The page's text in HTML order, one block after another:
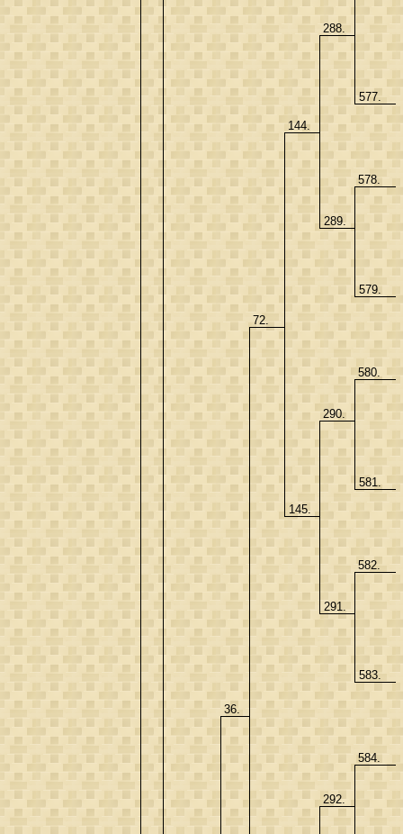
36.
72.
144.
288.
577.
289.
578.
579.
145.
290.
580.
581.
291.
582.
583.
292.
584.